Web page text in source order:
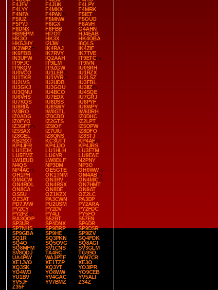
F4JFV
F4JUK
F4LPY
F4LYY
F4MKX
F4MRK
F4NFA
F4PAN
F5IET
F5IUZ
F5MNW
F5OUO
F5PYJ
F6IGX
F8AVH
F8DNX
F8FBB
G4AHN
HB9EPM
HI7OT
HJ4EAB
HK3O
HK3X
HK4OBA
HK5JHY
I2IJW
I8QLS
IK2WPZ
IK4RAJ
IK4ZIF
IK6FBB
IK7RVY
IK7TVE
IN3UFW
IQ2AAH
IT9ETC
IT9FJC
IT9ILM
IT9IVN
IT9KQV
IT9ZGW
IU0SRH
IU0VCO
IU1LEB
IU1RZX
IU1TKR
IU1VYR
IU2LSZ
IU2LVS
IU2UDB
IU3FBL
IU3GKJ
IU3GOU
IU3IIZ
IU3QNU
IU4BCO
IU4SQE
IU6VHS
IU7EDX
IU7GRJ
IU7KQS
IU8DSS
IU8PYF
IU8RIA
IU8SWY
IU8WPY
IV3IRO
IW0GTL
IW6DRH
IZ0ADG
IZ0CBD
IZ0DHC
IZ0FYO
IZ2GTS
IZ2LPT
IZ3GFT
IZ5IOF
IZ5OPW
IZ5SAX
IZ7UIU
IZ8DFO
IZ8GEL
IZ8QNS
IZ8STJ
KB2SXT
KC3UTT
KP4AF
KP4JFR
KP4JJO
KP4JRS
LU1EJK
LU1HLH
LU3ETM
LU5FMZ
LU6YR
LU9EAE
LW1EUD
LW8DLF
N2PNY
N4QS
NP3DM
NP3O
NP4AC
OE5GTE
OH0WW
OH1PH
OK1TNM
OM4AB
OM4CW
ON3RV
ON4MIC
ON4ROL
ON4RSX
ON7HMT
ON8CA
ON8DE
ON9AT
OS5U
OZ1KZX
OZ2LC
OZ3AT
PA3CWN
PA3DP
PD7JVW
PU2USM
PY2ARA
PY2CY
PY2DV
PY2FDC
PY2FZ
PY4LI
PY5FO
RA3QOP
S52BT
S57EN
SP3UR
SP4DNX
SP6DR
SP7NHS
SP9BRP
SP9DSR
SP9GBA
SP9HE
SP9IZV
SQ1R
SQ3PKN
SQ4FDK
SQ4O
SQ5OVG
SQ8AGI
SQ8MFM
SV1CNS
SV3GLM
SV8QDJ
TA4RC
TG9SO
UA4PAY
WA3PTF
WW7CR
XE1JVO
XE1TZP
XE3O
XQ3SK
XQ3YT
YO3IPR
YO4WO
YO8WW
YO9CEB
YU1BV
YV4GAC
YV5ALI
YV5JF
YV7BMZ
Z34Z
Z35F